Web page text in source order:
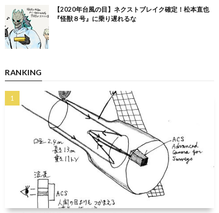
【2020年台風の目】ネクストブレイク確定！松本直也
『怪獣８号』に乗り遅れるな
RANKING